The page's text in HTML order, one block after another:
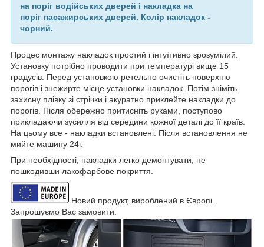
на поріг водійських дверей і накладка на
поріг пасажирських дверей. Колір накладок -
чорний.
Процес монтажу накладок простий і інтуїтивно зрозумілий.
Установку потрібно проводити при температурі вище 15
градусів. Перед установкою ретельно очистіть поверхню
порогів і знежирте місце установки накладок. Потім зніміть
захисну плівку зі стрічки і акуратно приклейте накладки до
порогів. Після обережно притисніть руками, поступово
прикладаючи зусилля від середини кожної деталі до її країв.
На цьому все - накладки встановлені. Після встановлення не
мийте машину 24г.
При необхідності, накладки легко демонтувати, не
пошкодивши лакофарбове покриття.
Новий продукт, вироблений в Європі.
Запрошуємо Вас замовити.